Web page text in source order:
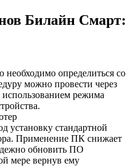
Билайн Смарт:
необходимо определиться со
можно провести через
режима
установку стандартной
Применение ПК снижает
обновить ПО
мере вернув ему